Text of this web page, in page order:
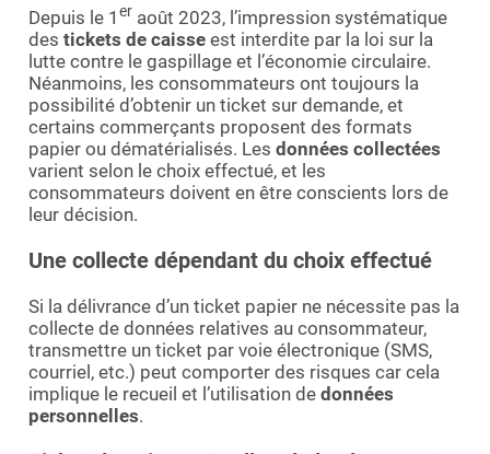
Depuis le 1 er août 2023, l’impression systématique
des tickets de caisse est interdite par la loi sur la
lutte contre le gaspillage et l’économie circulaire.
Néanmoins, les consommateurs ont toujours la
possibilité d’obtenir un ticket sur demande, et
certains commerçants proposent des formats
papier ou dématérialisés. Les données collectées
varient selon le choix effectué, et les
consommateurs doivent en être conscients lors de
leur décision.
Une collecte dépendant du choix effectué
Si la délivrance d’un ticket papier ne nécessite pas la
collecte de données relatives au consommateur,
transmettre un ticket par voie électronique (SMS,
courriel, etc.) peut comporter des risques car cela
implique le recueil et l’utilisation de données
personnelles.